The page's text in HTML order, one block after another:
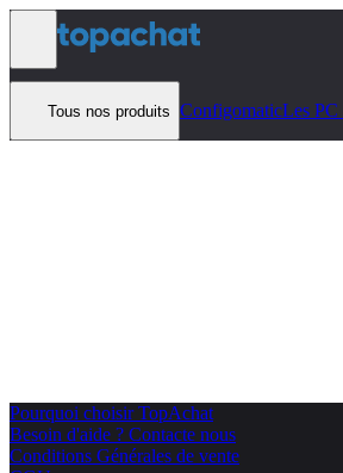
Aller au contenu
Tous nos produits ConfigomaticLes
Pourquoi choisir TopAchat
Besoin d'aide ? Contacte nous
Conditions Générales de vente